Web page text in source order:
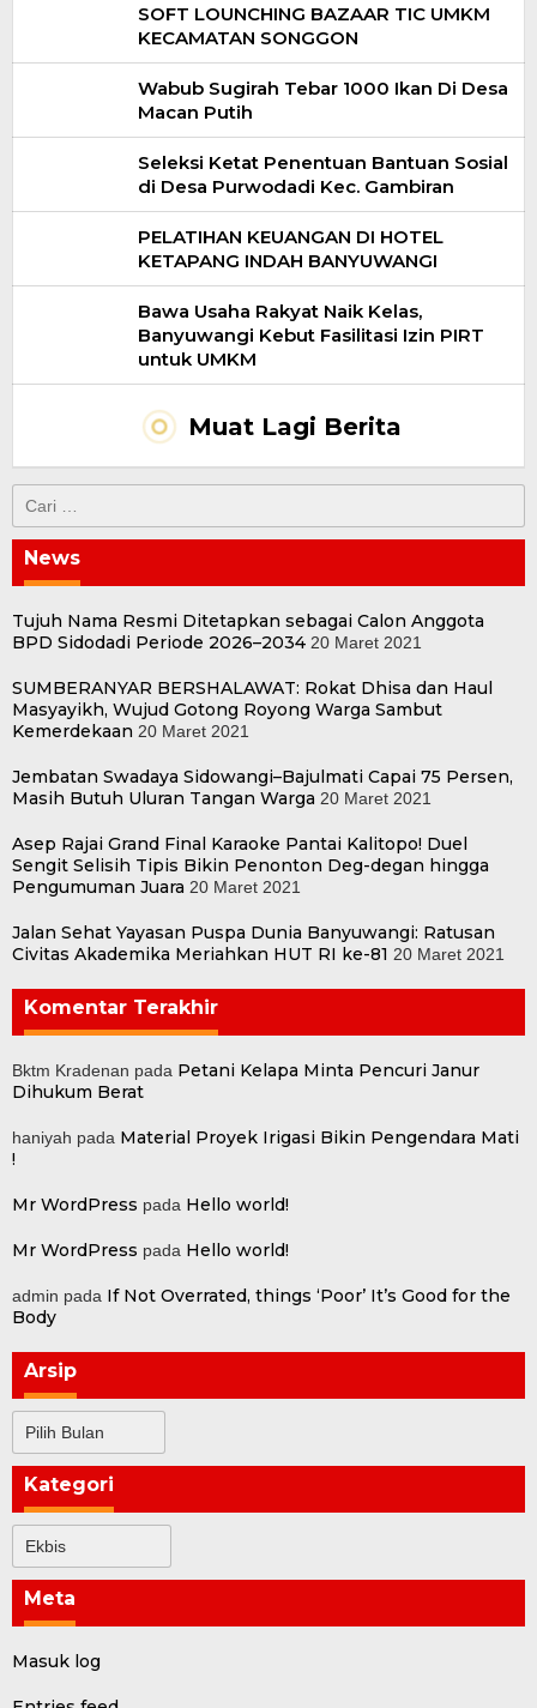
SOFT LOUNCHING BAZAAR TIC UMKM
KECAMATAN SONGGON
Wabub Sugirah Tebar 1000 Ikan Di Desa
Macan Putih
Seleksi Ketat Penentuan Bantuan Sosial
di Desa Purwodadi Kec. Gambiran
PELATIHAN KEUANGAN DI HOTEL
KETAPANG INDAH BANYUWANGI
Bawa Usaha Rakyat Naik Kelas,
Banyuwangi Kebut Fasilitasi Izin PIRT
untuk UMKM
Muat Lagi Berita
untuk:
News
Tujuh Nama Resmi Ditetapkan sebagai Calon Anggota
BPD Sidodadi Periode 2026–2034 20 Maret 2021
SUMBERANYAR BERSHALAWAT: Rokat Dhisa dan Haul
Masyayikh, Wujud Gotong Royong Warga Sambut
Kemerdekaan 20 Maret 2021
Jembatan Swadaya Sidowangi–Bajulmati Capai 75 Persen,
Masih Butuh Uluran Tangan Warga 20 Maret 2021
Asep Rajai Grand Final Karaoke Pantai Kalitopo! Duel
Sengit Selisih Tipis Bikin Penonton Deg-degan hingga
Pengumuman Juara 20 Maret 2021
Jalan Sehat Yayasan Puspa Dunia Banyuwangi: Ratusan
Civitas Akademika Meriahkan HUT RI ke-81 20 Maret 2021
Komentar Terakhir
Bktm Kradenan pada Petani Kelapa Minta Pencuri Janur
Dihukum Berat
haniyah pada Material Proyek Irigasi Bikin Pengendara Mati
!
Mr WordPress pada Hello world!
Mr WordPress pada Hello world!
admin pada If Not Overrated, things ‘Poor’ It’s Good for the
Body
Arsip
Kategori
Meta
Masuk log